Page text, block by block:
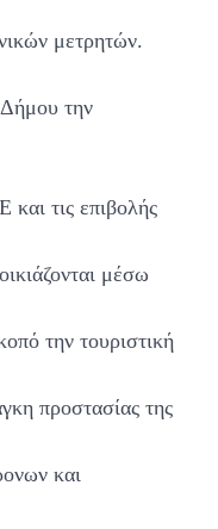
μετρητών.
Δήμου την
τις επιβολής
μέσω
την τουριστική
προστασίας της
και